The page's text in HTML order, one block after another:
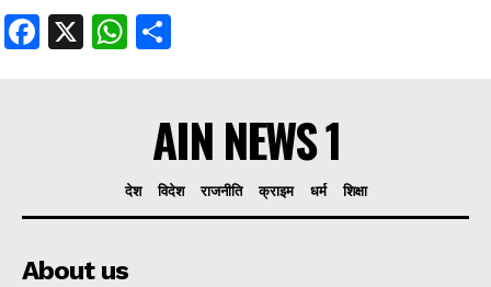
Facebook
X WhatsApp
AIN NEWS 1
देश विदेश राजनीति क्राइम धर्म शिक्षा
About us